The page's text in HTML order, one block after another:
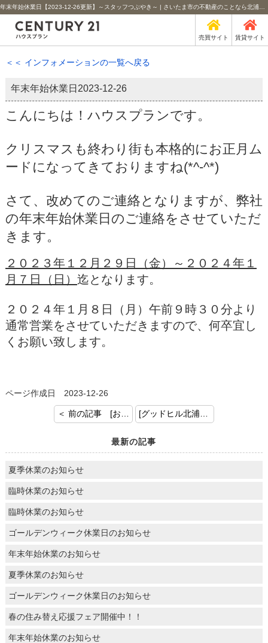
売買サイト 賃貸サイト
＜＜ インフォメーションの一覧へ戻る
年末年始休業日 2023-12-26
こんにちは！ハウスプランです。
クリスマスも終わり街も本格的にお正月ム
ードになってきておりますね(*^-^*)
さて、改めてのご連絡となりますが、弊社
の年末年始休業日のご連絡をさせていただ
きます。
２０２３年１２月２９日（金）～２０２４年１
月７日（日） 迄となります。
２０２４年１月８日（月）午前９時３０分より
通常営業をさせていただきますので、何卒宜し
くお願い致します。
ページ作成日 2023-12-26
最新の記事
夏季休業のお知らせ
臨時休業のお知らせ
臨時休業のお知らせ
ゴールデンウィーク休業日のお知らせ
年末年始休業のお知らせ
夏季休業のお知らせ
ゴールデンウィーク休業日のお知らせ
春の住み替え応援フェア開催中！！
年末年始休業のお知らせ